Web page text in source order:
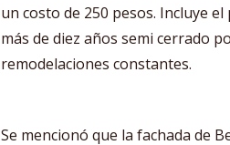
un costo de 250 pesos. Incluye
más de diez años semi cerrado
remodelaciones constantes.
Se mencionó que la fachada de